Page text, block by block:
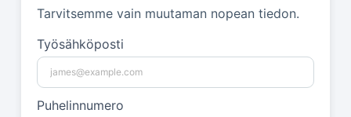
Tarvitsemme vain muutaman nopean tiedon.
Työsähköposti
Puhelinnumero